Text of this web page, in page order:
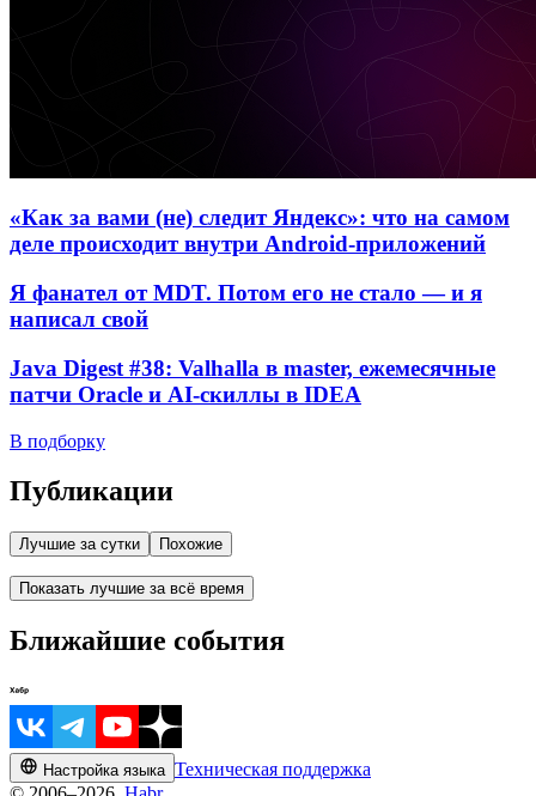
«Как за вами (не) следит Яндекс»: что на самом
деле происходит внутри Android-приложений
Я фанател от MDT. Потом его не стало — и я
написал свой
Java Digest #38: Valhalla в master, ежемесячные
патчи Oracle и AI-скиллы в IDEA
В подборку
Публикации
Лучшие за сутки Похожие
Показать лучшие за всё время
Ближайшие события
Настройка языка Техническая поддержка